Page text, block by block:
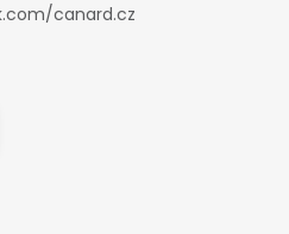
canard.cz